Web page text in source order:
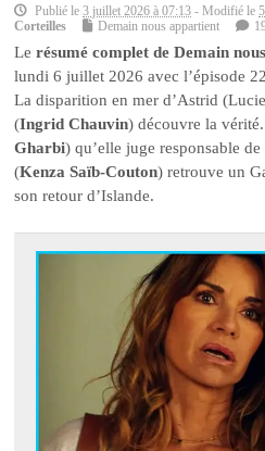
Publié le3 juillet 2026 à 07:13 - Modifié le
Corteilles
Demain nous appartient
Lerésumé complet de Demain
lundi 6 juillet 2026 avec l’épisode
La disparition en mer d’Astrid
(Ingrid Chauvin) découvre la
Gharbi) qu’elle juge responsable
(Kenza Saïb-Couton) retrouve un
son retour d’Islande.